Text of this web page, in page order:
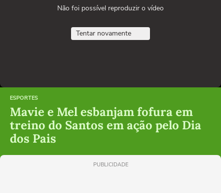
Não foi possível reproduzir o vídeo
Tentar novamente
ESPORTES
Mavie e Mel esbanjam fofura em
treino do Santos em ação pelo Dia
dos Pais
PUBLICIDADE